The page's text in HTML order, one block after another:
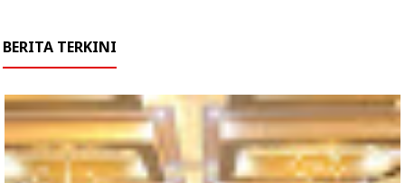
BERITA TERKINI